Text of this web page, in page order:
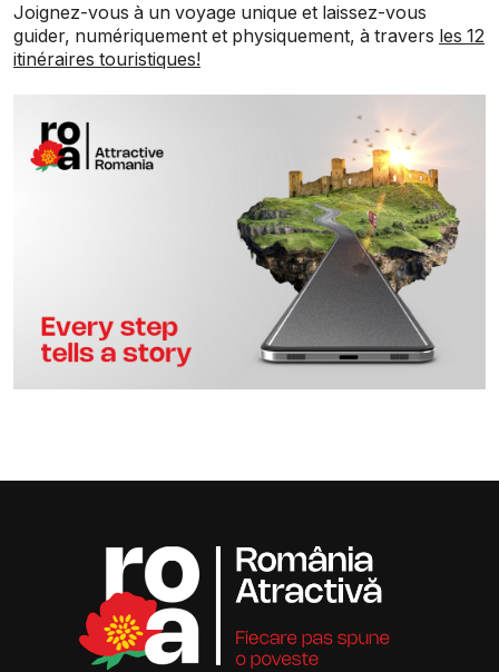
Joignez-vous à un voyage unique et laissez-vous
guider, numériquement et physiquement, à travers les 12
itinéraires touristiques!